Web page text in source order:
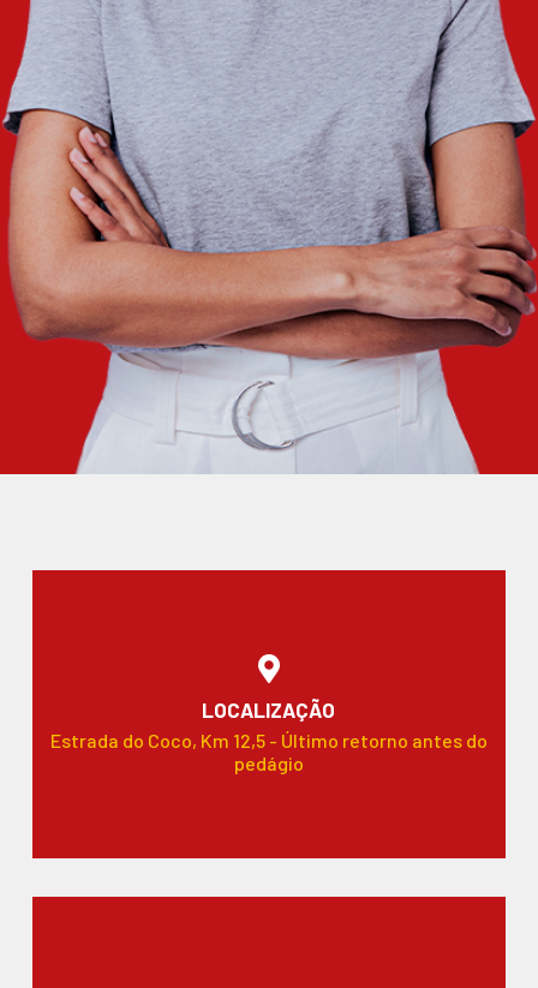
LOCALIZAÇÃO
Estrada do Coco, Km 12,5 - Último retorno antes do
pedágio